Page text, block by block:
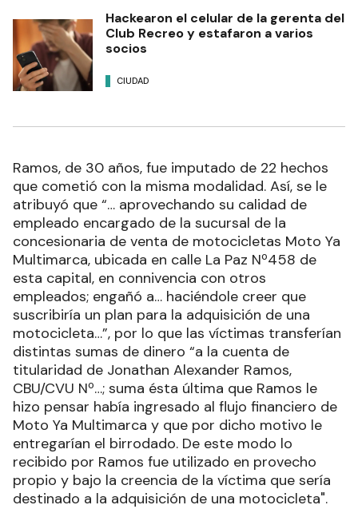
Hackearon el celular de la gerenta del
Club Recreo y estafaron a varios
socios
CIUDAD
Ramos, de 30 años, fue imputado de 22 hechos
que cometió con la misma modalidad. Así, se le
atribuyó que “… aprovechando su calidad de
empleado encargado de la sucursal de la
concesionaria de venta de motocicletas Moto Ya
Multimarca, ubicada en calle La Paz Nº458 de
esta capital, en connivencia con otros
empleados; engañó a… haciéndole creer que
suscribiría un plan para la adquisición de una
motocicleta…”, por lo que las víctimas transferían
distintas sumas de dinero “a la cuenta de
titularidad de Jonathan Alexander Ramos,
CBU/CVU Nº…; suma ésta última que Ramos le
hizo pensar había ingresado al flujo financiero de
Moto Ya Multimarca y que por dicho motivo le
entregarían el birrodado. De este modo lo
recibido por Ramos fue utilizado en provecho
propio y bajo la creencia de la víctima que sería
destinado a la adquisición de una motocicleta".